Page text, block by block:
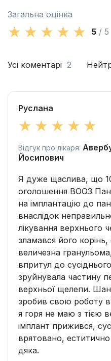
Загальна оцінка
5 / 5
Усі коментарі 2
Руслана
Відгук про лікаря:
Йосипович
Я дуже щаслива, що
оголошення ВООЗ
на імплантацію до
внаслідок
лікування верхнього
зламався його
величезна
впритул до
зруйнувала частину
верхньої щелепи.
зробив свою роботу
я горя не маю з тією
імплант прижився,
врятовано,
дяка.